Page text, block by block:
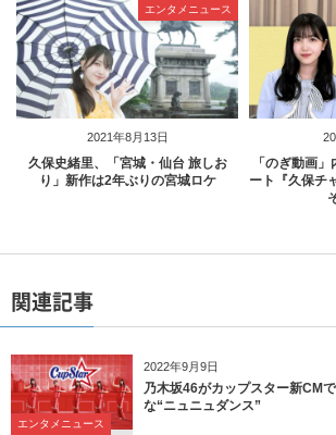
2021年8月13日
エンタメニュース
久保史緒里、「宮城・仙台 旅しお
り」新作は2年ぶりの宮城ロケ
「のぎ動画
ート『久保チ
関連記事
2022年9月9日
エンタメニュース
乃木坂46がカップスター新CM
な“ニュニュダンス”